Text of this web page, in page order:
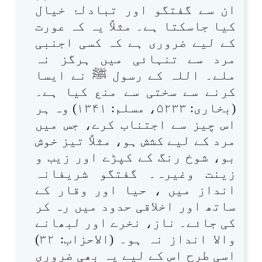
ان سے گفتگو اور تبادلۂ خیال
کیا جاسکتا ہے۔ مثلاً یہ کہ عورت
کے لیے ضروری ہے کہ کسی اجنبی
مرد سے تنہائی میں ہرگز نہ
ملے۔ اللہ کے رسول ﷺ نے ایسا
کرنے سے سختی سے منع کیا ہے۔
(بخاری: ۵۲۳۳، مسلم: ۱۳۴۱) وہ ہر
اس چیز سے اجتناب کرے، جس میں
مرد کے لیے کشش ہو، مثلاً تیز خوش
بو، شوخ رنگ کے کپڑے اور زیب و
زینت وغیرہ۔ گفتگو شریفانہ
انداز میں ، حیا اور وقار کے
ساتھ اور اخلاقی حدود میں رہ کر
کی جائے۔ ناز، نخرے اور لبھانے
والا انداز نہ ہو۔ (الاحزاب: ۳۲)
اسی طرح اس کے لیے یہ بھی ضروری